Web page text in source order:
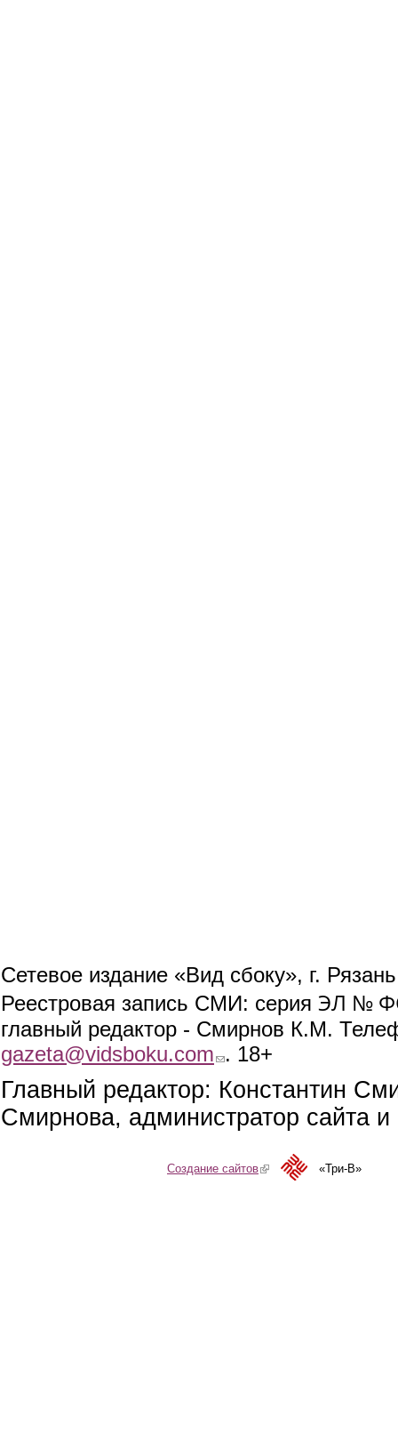
Сетевое издание «Вид сбоку», г.
Реестровая запись СМИ: серия ЭЛ №
главный редактор - Смирнов К.М.
gazeta@vidsboku.com (link sends e-mail)
. 18+
Главный редактор: Константин
Смирнова, администратор сайта
Создание сайтов(link is external)«Три-В»